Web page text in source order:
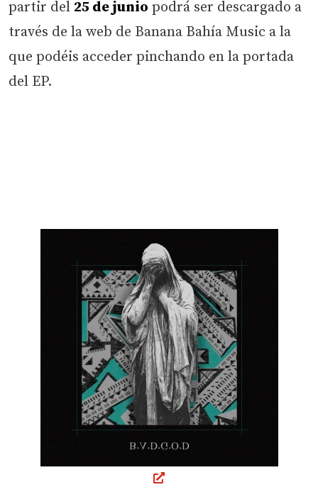
partir del 25 de junio podrá ser descargado a
través de la web de Banana Bahía Music a la
que podéis acceder pinchando en la portada
del EP.